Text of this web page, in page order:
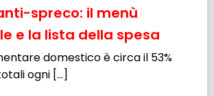
spreco: il menù
e la lista della spesa
domestico è circa il 53%
ogni […]